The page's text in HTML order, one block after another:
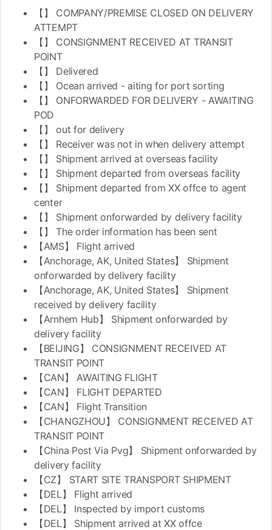
【】 COMPANY/PREMISE CLOSED ON DELIVERY
ATTEMPT
【】 CONSIGNMENT RECEIVED AT TRANSIT
POINT
【】 Delivered
【】 Ocean arrived - aiting for port sorting
【】 ONFORWARDED FOR DELIVERY - AWAITING
POD
【】 out for delivery
【】 Receiver was not in when delivery attempt
【】 Shipment arrived at overseas facility
【】 Shipment departed from overseas facility
【】 Shipment departed from XX offce to agent
center
【】 Shipment onforwarded by delivery facility
【】 The order information has been sent
【AMS】 Flight arrived
【Anchorage, AK, United States】 Shipment
onforwarded by delivery facility
【Anchorage, AK, United States】 Shipment
received by delivery facility
【Arnhem Hub】 Shipment onforwarded by
delivery facility
【BEIJING】 CONSIGNMENT RECEIVED AT
TRANSIT POINT
【CAN】 AWAITING FLIGHT
【CAN】 FLIGHT DEPARTED
【CAN】 Flight Transition
【CHANGZHOU】 CONSIGNMENT RECEIVED AT
TRANSIT POINT
【China Post Via Pvg】 Shipment onforwarded by
delivery facility
【CZ】 START SITE TRANSPORT SHIPMENT
【DEL】 Flight arrived
【DEL】 Inspected by import customs
【DEL】 Shipment arrived at XX offce